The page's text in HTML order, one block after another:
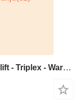
Hangcha CPD18 Electric Li-ion Forklift - Triplex - Warranty